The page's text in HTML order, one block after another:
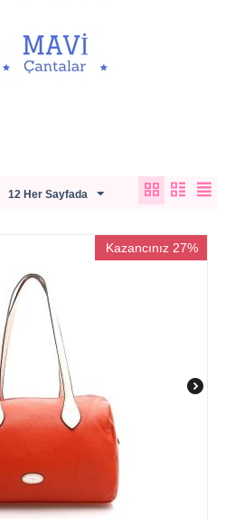
12 Her Sayfada
Kazancınız 27%